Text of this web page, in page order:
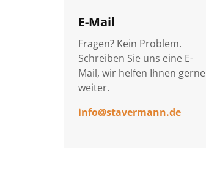
E-Mail
Fragen? Kein Problem.
Schreiben Sie uns eine E-
Mail, wir helfen Ihnen gerne
weiter.
info@stavermann.de